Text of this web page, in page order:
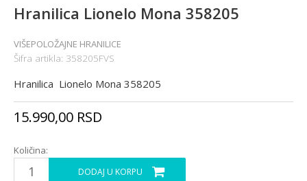
Hranilica Lionelo Mona 358205
VIŠEPOLOŽAJNE HRANILICE
Šifra artikla: 358205FVS
Hranilica Lionelo Mona 358205
15.990,00 RSD
Količina:
DODAJ U KORPU